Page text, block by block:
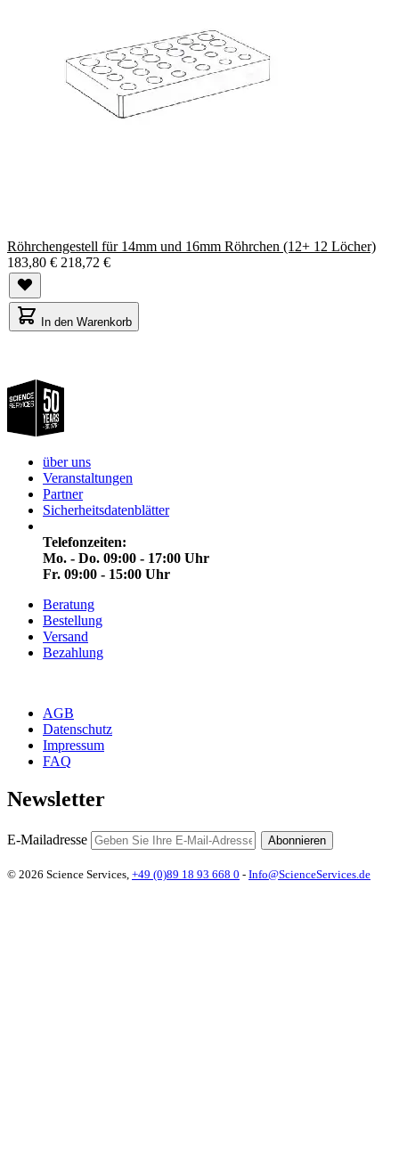
Röhrchengestell für 14mm und 16mm Röhrchen (12+ 12 Löcher)
183,80 € 218,72 €
In den Warenkorb
über uns
Veranstaltungen
Partner
Sicherheitsdatenblätter
Telefonzeiten:
Mo. - Do. 09:00 - 17:00 Uhr
Fr. 09:00 - 15:00 Uhr
Beratung
Bestellung
Versand
Bezahlung
AGB
Datenschutz
Impressum
FAQ
Newsletter
E-Mailadresse Abonnieren
© 2026 Science Services, +49 (0)89 18 93 668 0 - Info@ScienceServices.de